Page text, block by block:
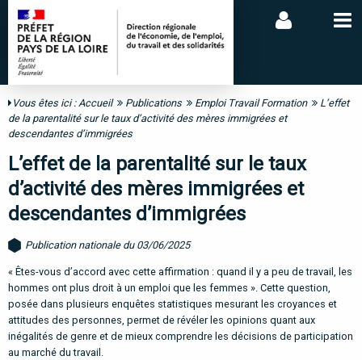
Vous êtes ici :Accueil Publications Emploi Travail Formation
L’effet
de la parentalité sur le taux d’activité des mères immigrées et
descendantes d’immigrées
L’effet de la parentalité sur le taux
d’activité des mères immigrées et
descendantes d’immigrées
Publication nationale du 03/06/2025
« Êtes-vous d’accord avec cette affirmation : quand il y a peu de travail, les
hommes ont plus droit à un emploi que les femmes ». Cette question,
posée dans plusieurs enquêtes statistiques mesurant les croyances et
attitudes des personnes, permet de révéler les opinions quant aux
inégalités de genre et de mieux comprendre les décisions de participation
au marché du travail.